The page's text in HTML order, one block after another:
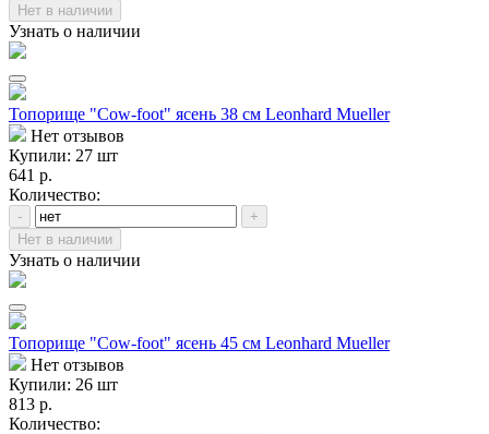
Нет в наличии
Узнать о наличии
Топорище "Cow-foot" ясень 38 см Leonhard Mueller
Нет отзывов
Купили: 27 шт
641 р.
Количество:
-
+
Нет в наличии
Узнать о наличии
Топорище "Cow-foot" ясень 45 см Leonhard Mueller
Нет отзывов
Купили: 26 шт
813 р.
Количество: